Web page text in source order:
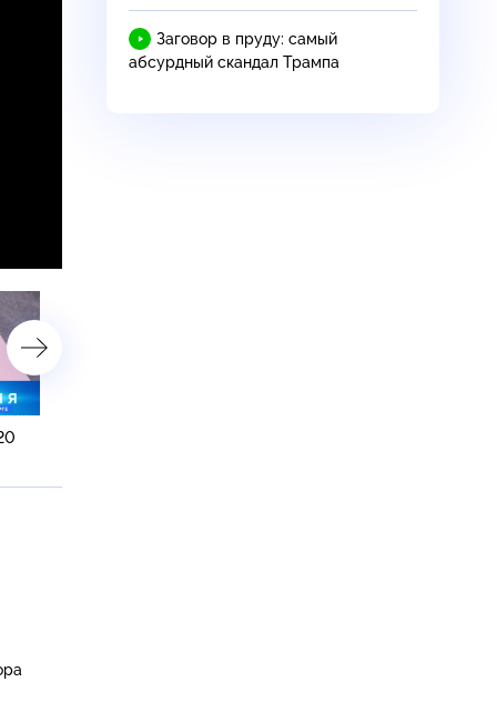
Заговор в пруду: самый
абсурдный скандал Трампа